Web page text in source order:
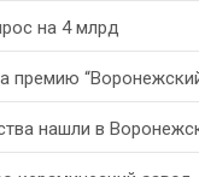
на 4 млрд
премию
нашли в